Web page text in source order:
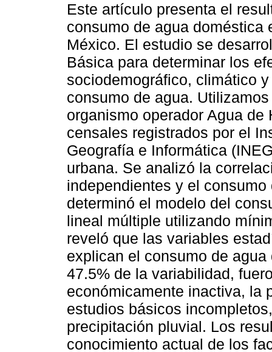
Este artículo presenta el
consumo de agua doméstica
México. El estudio se
Básica para determinar los
sociodemográfico, climático
consumo de agua.
organismo operador Agua
censales registrados por el
Geografía e Informática
urbana. Se analizó la
independientes y el
determinó el modelo del
lineal múltiple utilizando
reveló que las variables
explican el consumo de
47.5% de la variabilidad,
económicamente inactiva, la
estudios básicos
precipitación pluvial. Los
conocimiento actual de los